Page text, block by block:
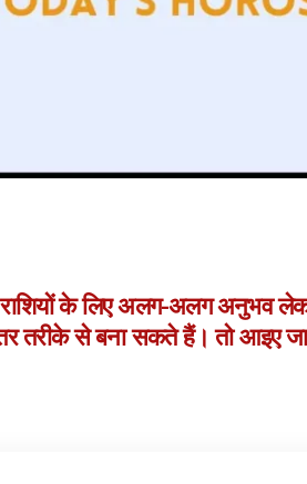
राशियों के लिए अलग-अलग अनुभव
तरीके से बना सकते हैं। तो आइए